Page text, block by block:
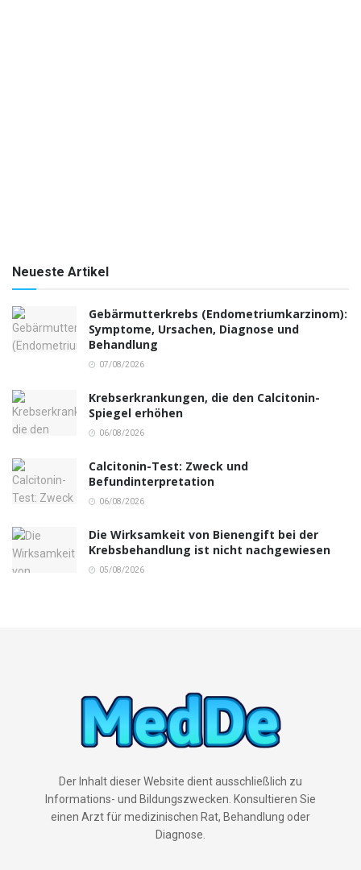
Neueste Artikel
Gebärmutterkrebs (Endometriumkarzinom):
Symptome, Ursachen, Diagnose und
Behandlung
07/08/2026
Krebserkrankungen, die den Calcitonin-
Spiegel erhöhen
06/08/2026
Calcitonin-Test: Zweck und
Befundinterpretation
06/08/2026
Die Wirksamkeit von Bienengift bei der
Krebsbehandlung ist nicht nachgewiesen
05/08/2026
Der Inhalt dieser Website dient ausschließlich zu
Informations- und Bildungszwecken. Konsultieren Sie
einen Arzt für medizinischen Rat, Behandlung oder
Diagnose.